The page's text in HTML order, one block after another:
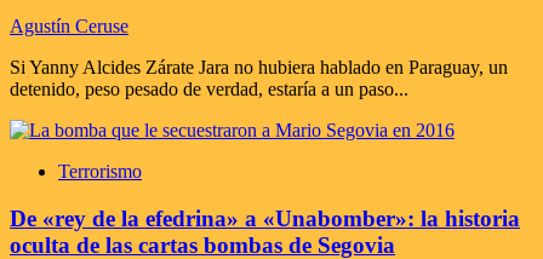
Agustín Ceruse
Si Yanny Alcides Zárate Jara no hubiera hablado en Paraguay, un
detenido, peso pesado de verdad, estaría a un paso...
Terrorismo
De «rey de la efedrina» a «Unabomber»: la historia
oculta de las cartas bombas de Segovia